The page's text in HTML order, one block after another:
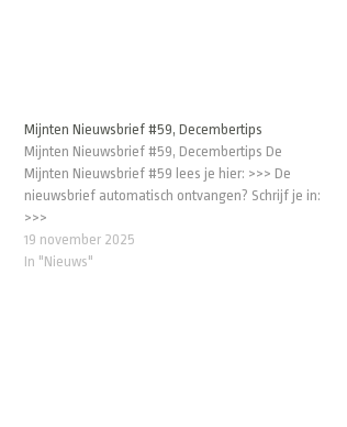
Mijnten Nieuwsbrief #59, Decembertips
Mijnten Nieuwsbrief #59, Decembertips De
Mijnten Nieuwsbrief #59 lees je hier: >>> De
nieuwsbrief automatisch ontvangen? Schrijf je in:
>>>
19 november 2025
In "Nieuws"